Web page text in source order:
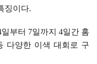
징이다.
일부터 7일까지 4일간 홈
다양한 이색 대회로 구